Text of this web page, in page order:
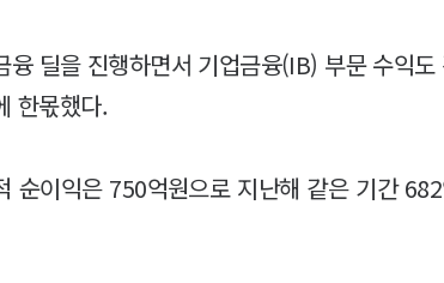
융 딜을 진행하면서 기업금융(IB) 부문 수익
한몫했다.
순이익은 750억원으로 지난해 같은 기간